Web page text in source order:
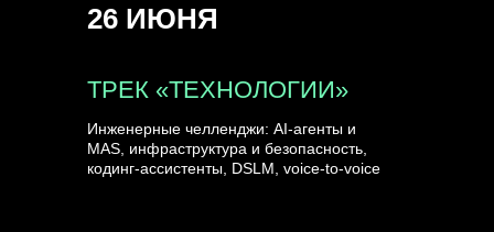
26 ИЮНЯ
Инженерные челленджи: AI-агенты и
MAS, инфраструктура и безопасность,
кодинг-ассистенты, DSLM, voice-to-voice
ТРЕК «ТЕХНОЛОГИИ»
СПИКЕРЫ